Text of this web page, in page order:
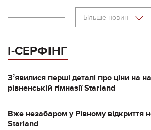
Більше новин
І-СЕРФІНГ
Зʼявилися перші деталі про ціни на
рівненській гімназії Starland
Вже незабаром у Рівному відкриття
Starland